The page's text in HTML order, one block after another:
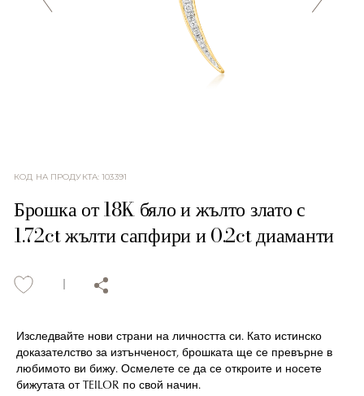
КОД НА ПРОДУКТА:103391
Брошка от 18K бяло и жълто злато с
1.72ct жълти сапфири и 0.2ct диаманти
Изследвайте нови страни на личността си. Като истинско
доказателство за изтънченост, брошката ще се превърне в
любимото ви бижу. Осмелете се да се откроите и носете
бижутата от TEILOR по свой начин.